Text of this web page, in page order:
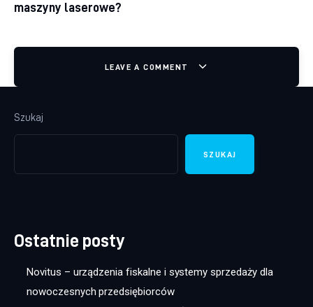
maszyny laserowe?
LEAVE A COMMENT
Szukaj
SZUKAJ
Ostatnie posty
Novitus – urządzenia fiskalne i systemy sprzedaży dla
nowoczesnych przedsiębiorców